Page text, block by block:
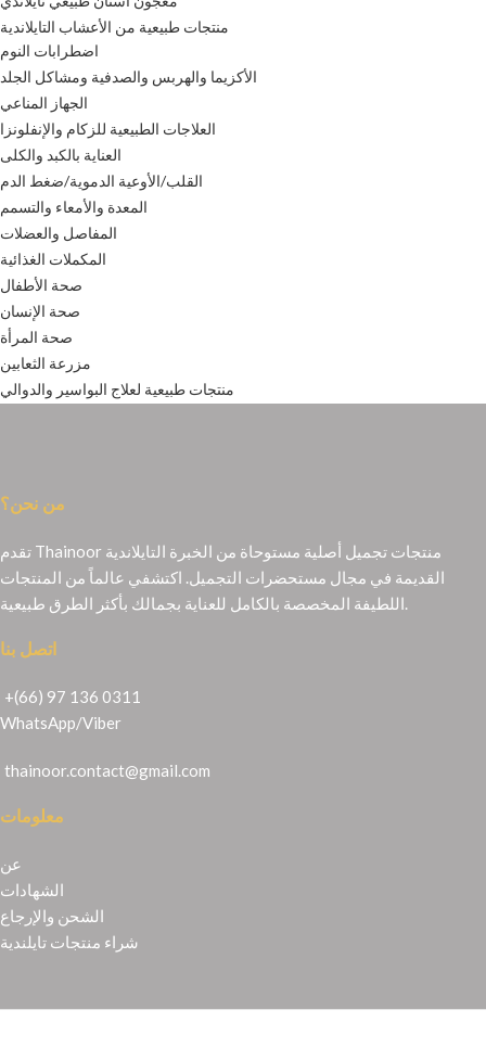
منتجات طبيعية من الأعشاب التايلاندية
اضطرابات النوم
الأكزيما والهربس والصدفية ومشاكل الجلد
الجهاز المناعي
العلاجات الطبيعية للزكام والإنفلونزا
العناية بالكبد والكلى
القلب/الأوعية الدموية/ضغط الدم
المعدة والأمعاء والتسمم
المفاصل والعضلات
المكملات الغذائية
صحة الأطفال
صحة الإنسان
صحة المرأة
مزرعة الثعابين
منتجات طبيعية لعلاج البواسير والدوالي
من نحن؟
تقدم Thainoor منتجات تجميل أصلية مستوحاة من الخبرة التايلاندية
القديمة في مجال مستحضرات التجميل. اكتشفي عالماً من المنتجات
اللطيفة المخصصة بالكامل للعناية بجمالك بأكثر الطرق طبيعية.
اتصل بنا
+(66) 97 136 0311
WhatsApp/Viber
thainoor.contact@gmail.com
معلومات
عن
الشهادات
الشحن والإرجاع
شراء منتجات تايلندية